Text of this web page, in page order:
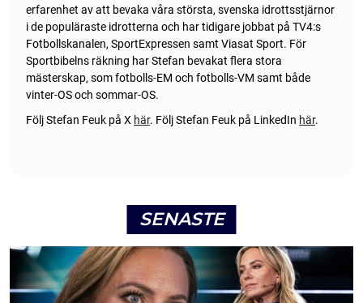
erfarenhet av att bevaka våra största, svenska idrottsstjärnor
i de populäraste idrotterna och har tidigare jobbat på TV4:s
Fotbollskanalen, SportExpressen samt Viasat Sport. För
Sportbibelns räkning har Stefan bevakat flera stora
mästerskap, som fotbolls-EM och fotbolls-VM samt både
vinter-OS och sommar-OS.
Följ Stefan Feuk på X här. Följ Stefan Feuk på LinkedIn här.
SENASTE